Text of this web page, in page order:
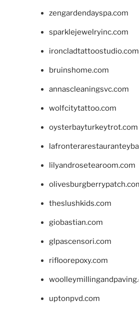
zengardendayspa.com
sparklejewelryinc.com
ironcladtattoostudio.com
bruinshome.com
annascleaningsvc.com
wolfcitytattoo.com
oysterbayturkeytrot.com
lilyandrosetearoom.com
theslushkids.com
giobastian.com
glpascensori.com
rifloorepoxy.com
uptonpvd.com